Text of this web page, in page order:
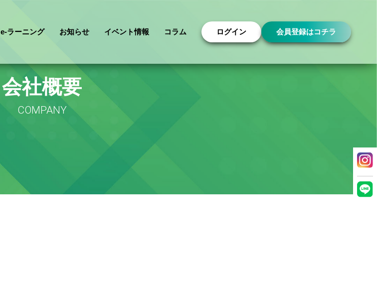
e-ラーニング
お知らせ イベント情報 コラム ログイン 会員登録はコチラ
会社概要
COMPANY